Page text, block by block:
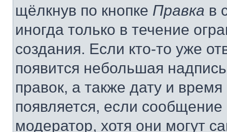
щёлкнув по кнопке Правка в
иногда только в течение
создания. Если кто-то уже
появится небольшая
правок, а также дату и
появляется, если
модератор, хотя они могут